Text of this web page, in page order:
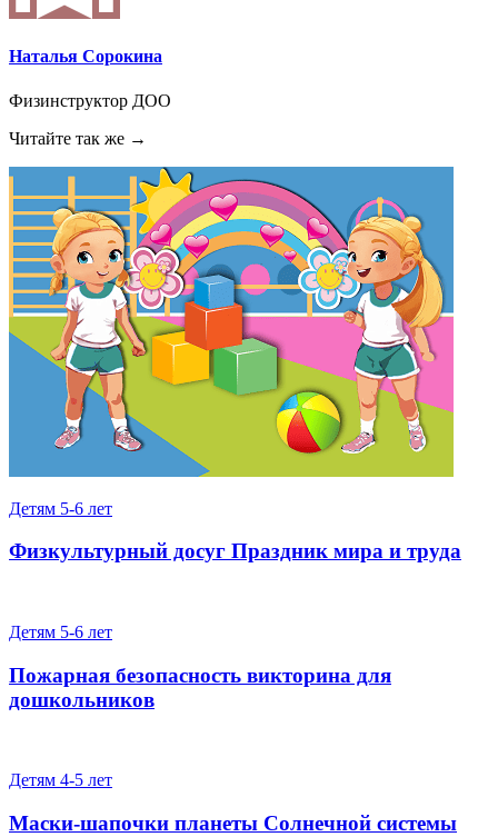
Наталья Сорокина
Физинструктор ДОО
Читайте так же →
Детям 5-6 лет
Физкультурный досуг Праздник мира и труда
Детям 5-6 лет
Пожарная безопасность викторина для
дошкольников
Детям 4-5 лет
Маски-шапочки планеты Солнечной системы